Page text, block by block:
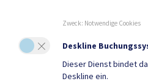
Quicklinks
Zweck: Notwendige Cookies
Deskline
Dieser Dienst bindet
Deskline ein.